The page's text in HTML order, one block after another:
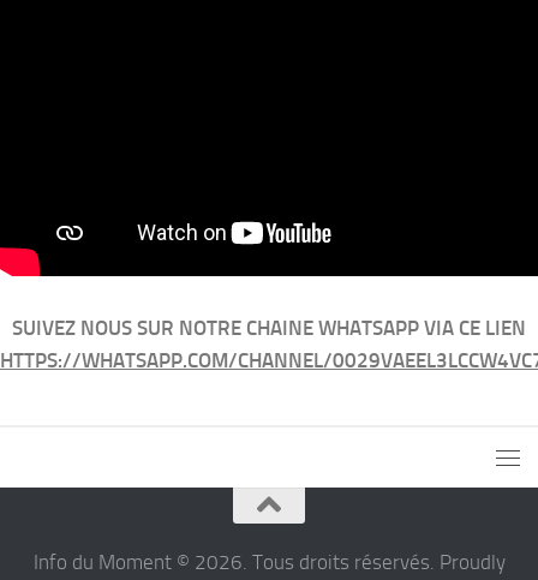
SUIVEZ NOUS SUR NOTRE CHAINE WHATSAPP VIA CE LIEN
HTTPS://WHATSAPP.COM/CHANNEL/
Info du Moment © 2026. Tous droits réservés. Proudly